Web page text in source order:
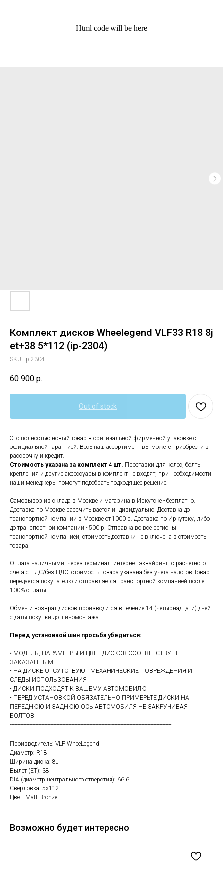
Html code will be here
Комплект дисков Wheelegend VLF33 R18 8j
et+38 5*112 (ip-2304)
SKU: ip-2304
60 900 р.
Out of stock
Это полностью новый товар в оригинальной фирменной упаковке с
официальной гарантией. Весь наш ассортимент вы можете приобрести в
рассрочку и кредит.
Стоимость указана за комплект 4 шт. Проставки для колес, болты
крепления и другие аксессуары в комплект не входят, при необходимости
наши менеджеры помогут подобрать подходящее решение.
Самовывоз из склада в Москве и магазина в Иркутске - бесплатно.
Доставка по Москве рассчитывается индивидуально. Доставка до
транспортной компании в Москве от 1000 р. Доставка по Иркутску, либо
до транспортной компании - 500 р. Отправка во все регионы
транспортной компанией, стоимость доставки не включена в стоимость
товара.
Оплата наличными, через терминал, интернет эквайринг, с расчетного
счета с НДС/без НДС, стоимость товара указана без учета налогов.Товар
передается покупателю и отправляется транспортной компанией после
100% оплаты.
Обмен и возврат дисков производится в течение 14 (четырнадцати) дней
с даты покупки до шиномонтажа.
Перед установкой шин просьба убедиться:
• МОДЕЛЬ, ПАРАМЕТРЫ И ЦВЕТ ДИСКОВ СООТВЕТСТВУЕТ
ЗАКАЗАННЫМ
• НА ДИСКЕ ОТСУТСТВУЮТ МЕХАНИЧЕСКИЕ ПОВРЕЖДЕНИЯ И
СЛЕДЫ ИСПОЛЬЗОВАНИЯ
• ДИСКИ ПОДХОДЯТ К ВАШЕМУ АВТОМОБИЛЮ
• ПЕРЕД УСТАНОВКОЙ ОБЯЗАТЕЛЬНО ПРИМЕРЬТЕ ДИСКИ НА
ПЕРЕДНЮЮ И ЗАДНЮЮ ОСЬ АВТОМОБИЛЯ НЕ ЗАКРУЧИВАЯ
БОЛТОВ
------------------------------------------------------------------------------------------------------------
Производитель: VLF WheeLegend
Диаметр: R18
Ширина диска: 8J
Вылет (ET): 38
DIA (диаметр центрального отверстия): 66.6
Сверловка: 5х112
Цвет: Matt Bronze
Возможно будет интересно